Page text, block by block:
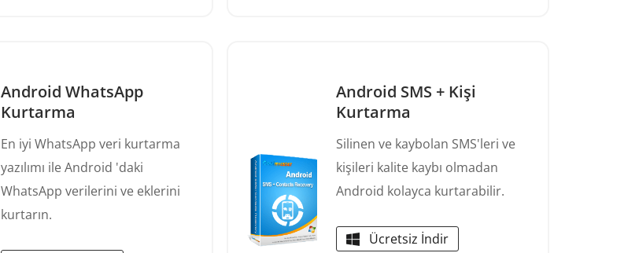
Android WhatsApp
Kurtarma
En iyi WhatsApp veri kurtarma
yazılımı ile Android 'daki
WhatsApp verilerini ve eklerini
kurtarın.
Android SMS + Kişi
Kurtarma
Silinen ve kaybolan SMS'leri ve
kişileri kalite kaybı olmadan
Android kolayca kurtarabilir.
Ücretsiz İndir